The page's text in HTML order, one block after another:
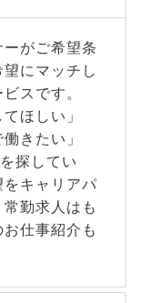
がご希望条
にマッチし
スです。
ほしい」
きたい」
探してい
キャリアパ
勤求人はも
仕事紹介も